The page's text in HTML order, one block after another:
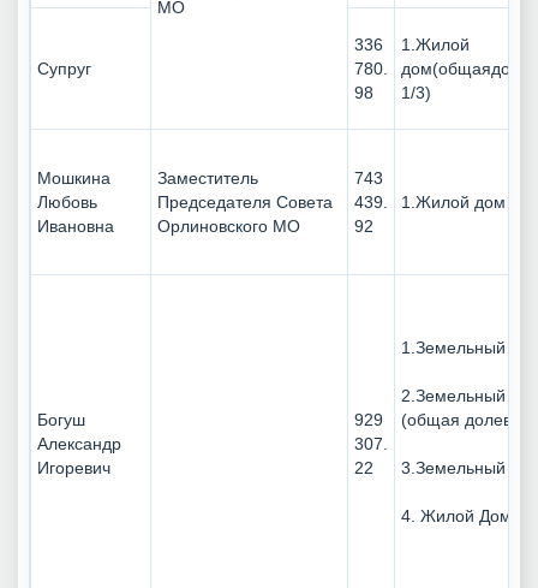
МО
Супруг
336
780.
98
1.Жилой
1/3)
Мошкина
Любовь
Ивановна
Заместитель
Председателя Совета
Орлиновского МО
743
439.
92
1.Жилой дом
Богуш
Александр
Игоревич
929
307.
22
1.Земельный
2.Земельный
(общая долевая
3.Земельный
4. Жилой Дом